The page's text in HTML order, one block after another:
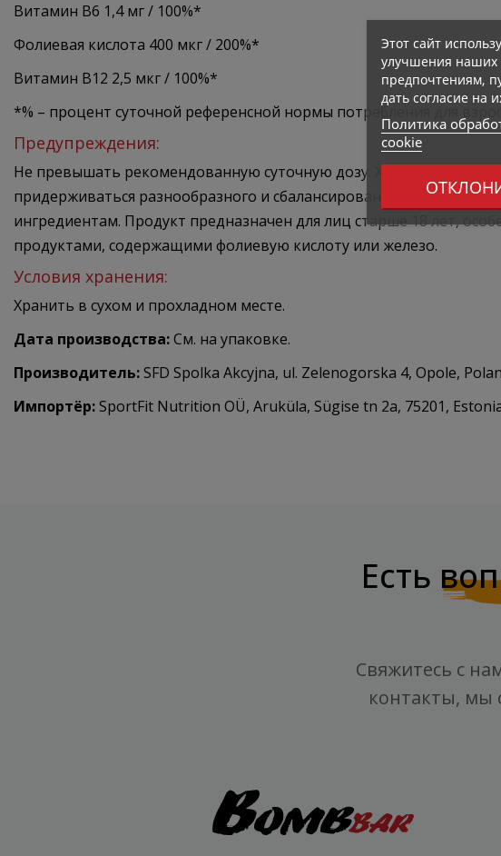
Витамин В6 1,4 мг / 100%*
Фолиевая кислота 400 мкг / 200%*
Витамин В12 2,5 мкг / 100%*
*% – процент суточной референсной нормы потребления для
Предупреждения:
Не превышать рекомендованную суточную дозу. Хранить в
придерживаться разнообразного и сбалансированного рациона
ингредиентам. Продукт предназначен для лиц старше 18 лет,
продуктами, содержащими фолиевую кислоту или железо.
Условия хранения:
Хранить в сухом и прохладном месте.
Дата производства:См. на упаковке.
Производитель:SFD Spolka Akcyjna, ul. Zelenogorska 4, Opole,
Импортёр:SportFit Nutrition OÜ, Aruküla, Sügise tn 2a, 75201,
Есть
Свяжитесь с
контакты, мы
Этот сайт
улучшения наших
предпочтениям,
дать согласие на
Политика
cookie